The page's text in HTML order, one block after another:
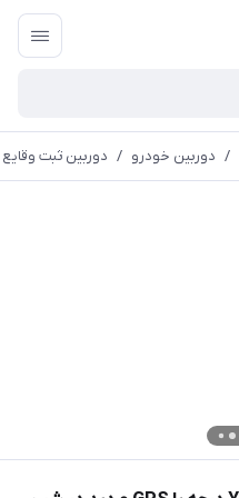
/ دوربین خودرو / دوربین ثبت وقایع ۴ لنزه Y99 ۳۶۰ درجه با GPS و دید در شب